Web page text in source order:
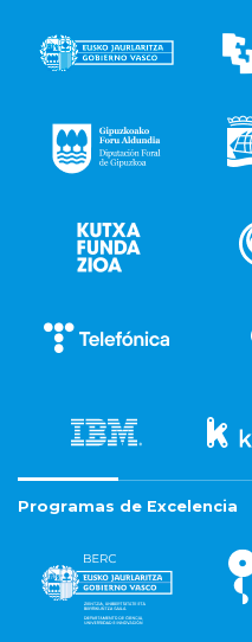
Programas de Excelencia